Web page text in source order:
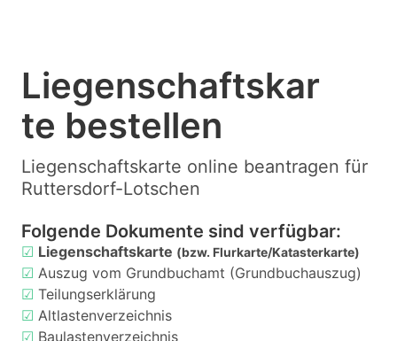
Liegenschaftskar
te bestellen
Liegenschaftskarte online beantragen für
Ruttersdorf-Lotschen
Folgende Dokumente sind verfügbar:
☑ Liegenschaftskarte (bzw. Flurkarte/Katasterkarte)
☑ Auszug vom Grundbuchamt (Grundbuchauszug)
☑ Teilungserklärung
☑ Altlastenverzeichnis
☑ Baulastenverzeichnis